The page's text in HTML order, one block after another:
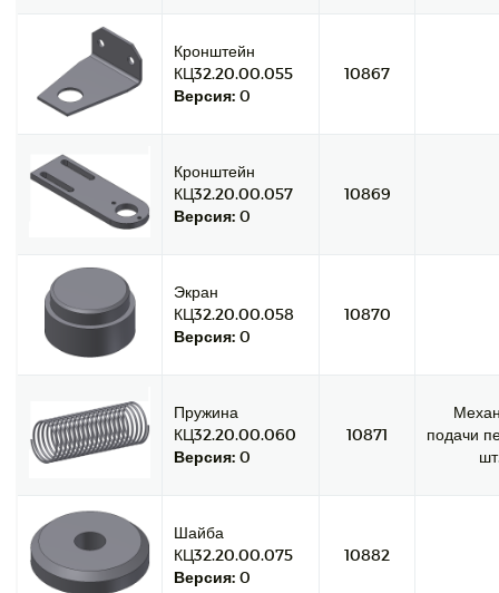
Кронштейн
КЦ32.20.00.055
Версия: 0
10867
Кронштейн
КЦ32.20.00.057
Версия: 0
10869
Экран
КЦ32.20.00.058
Версия: 0
10870
Пружина
КЦ32.20.00.060
Версия: 0
10871
подачи
Шайба
КЦ32.20.00.075
Версия: 0
10882